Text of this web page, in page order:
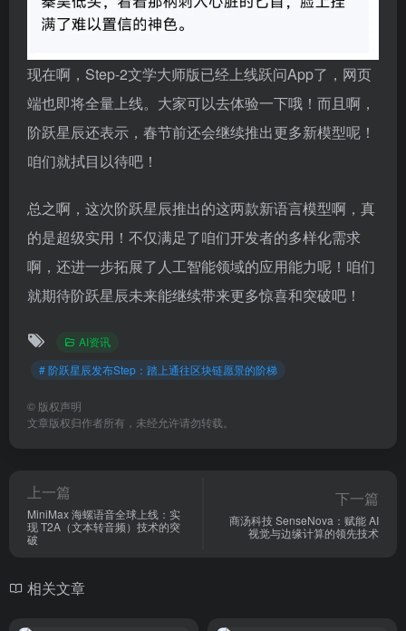
现在啊，Step-2文学大师版已经上线跃问App了，网页
端也即将全量上线。大家可以去体验一下哦！而且啊，
阶跃星辰还表示，春节前还会继续推出更多新模型呢！
咱们就拭目以待吧！
总之啊，这次阶跃星辰推出的这两款新语言模型啊，真
的是超级实用！不仅满足了咱们开发者的多样化需求
啊，还进一步拓展了人工智能领域的应用能力呢！咱们
就期待阶跃星辰未来能继续带来更多惊喜和突破吧！
AI资讯
# 阶跃星辰发布Step：踏上通往区块链愿景的阶梯
© 版权声明
文章版权归作者所有，未经允许请勿转载。
上一篇
MiniMax 海螺语音全球上线：实
现 T2A（文本转音频）技术的突
破
下一篇
商汤科技 SenseNova：赋能 AI
视觉与边缘计算的领先技术
相关文章